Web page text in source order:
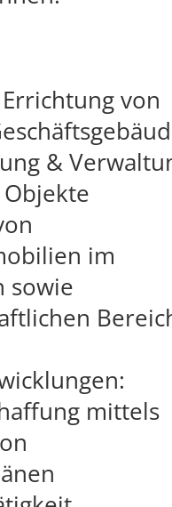
von
&
im
sowie
mittels